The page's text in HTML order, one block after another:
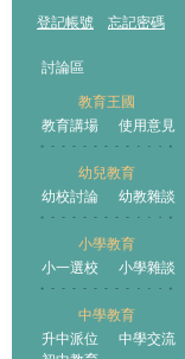
登記帳號 忘記密碼
討論區
教育王國
教育講場
使用意見
幼兒教育
幼校討論
幼教雜談
小學教育
小一選校
小學雜談
中學教育
升中派位
中學交流